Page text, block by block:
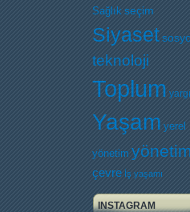
Sağlık seçim
Siyaset
teknoloji
Toplum yargı
Yaşam yerel
yönetim
çevre İş yaşamı
INSTAGRAM